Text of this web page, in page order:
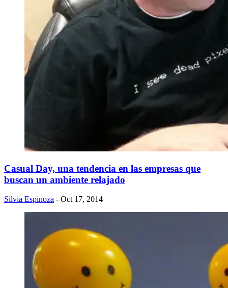
Casual Day, una tendencia en las empresas que
buscan un ambiente relajado
Silvia Espinoza - Oct 17, 2014